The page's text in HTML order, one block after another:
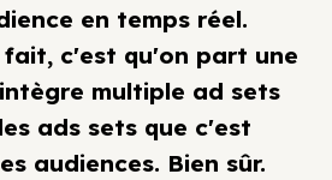
en temps réel.
fait, c'est qu'on part une
multiple ad sets
ads sets que c'est
audiences. Bien sûr.